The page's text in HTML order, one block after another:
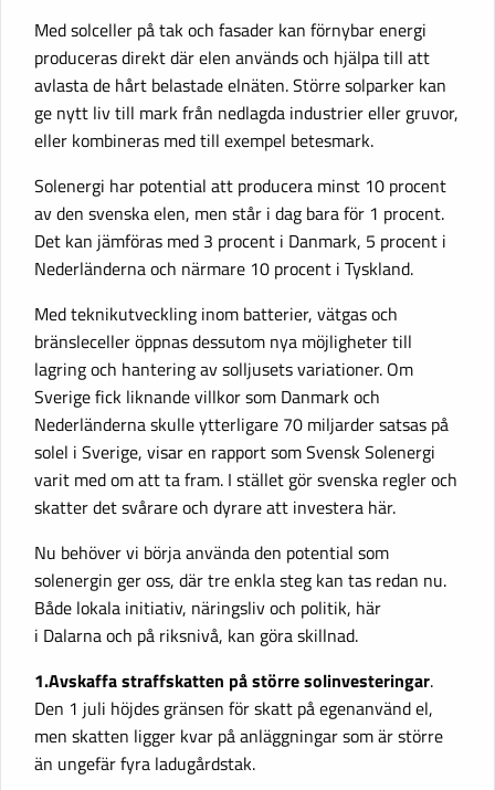
Med solceller på tak och fasader kan förnybar energi
produceras direkt där elen används och hjälpa till att
avlasta de hårt belastade elnäten. Större solparker kan
ge nytt liv till mark från nedlagda industrier eller gruvor,
eller kombineras med till exempel betesmark.
Solenergi har potential att producera minst 10 procent
av den svenska elen, men står i dag bara för 1 procent.
Det kan jämföras med 3 procent i Danmark, 5 procent i
Nederländerna och närmare 10 procent i Tyskland.
Med teknikutveckling inom batterier, vätgas och
bränsleceller öppnas dessutom nya möjligheter till
lagring och hantering av solljusets variationer. Om
Sverige fick liknande villkor som Danmark och
Nederländerna skulle ytterligare 70 miljarder satsas på
solel i Sverige, visar en rapport som Svensk Solenergi
varit med om att ta fram. I stället gör svenska regler och
skatter det svårare och dyrare att investera här.
Nu behöver vi börja använda den potential som
solenergin ger oss, där tre enkla steg kan tas redan nu.
Både lokala initiativ, näringsliv och politik, här
i Dalarna och på riksnivå, kan göra skillnad.
1.Avskaffa straffskatten på större solinvesteringar.
Den 1 juli höjdes gränsen för skatt på egenanvänd el,
men skatten ligger kvar på anläggningar som är större
än ungefär fyra ladugårdstak.